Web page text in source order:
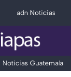
adn Noticias
Noticias Guatemala